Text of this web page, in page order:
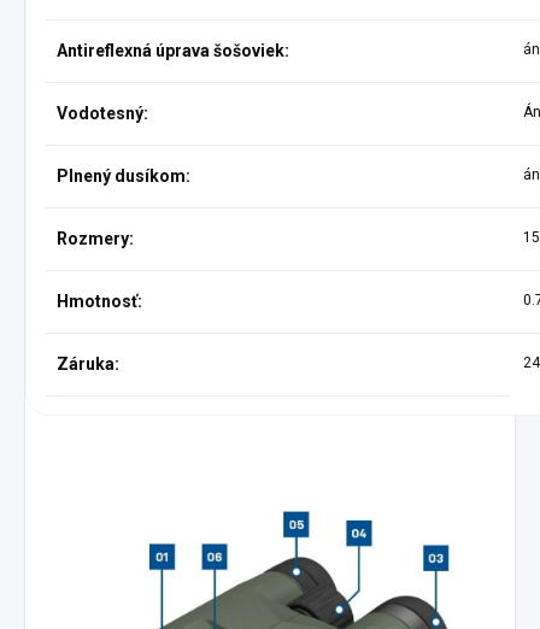
Antireflexná úprava šošoviek:
Vodotesný:
Plnený dusíkom:
Rozmery:
Hmotnosť:
Záruka: